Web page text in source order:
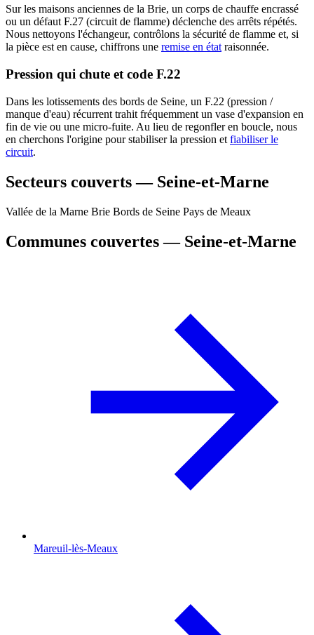
Sur les maisons anciennes de la Brie, un corps de chauffe encrassé
ou un défaut F.27 (circuit de flamme) déclenche des arrêts répétés.
Nous nettoyons l'échangeur, contrôlons la sécurité de flamme et, si
la pièce est en cause, chiffrons une remise en étatraisonnée.
Pression qui chute et code F.22
Dans les lotissements des bords de Seine, un F.22 (pression /
manque d'eau) récurrent trahit fréquemment un vase d'expansion en
fin de vie ou une micro-fuite. Au lieu de regonfler en boucle, nous
en cherchons l'origine pour stabiliser la pression et fiabiliser le
circuit.
Secteurs couverts — Seine-et-Marne
Vallée de la Marne Brie Bords de Seine Pays de Meaux
Communes couvertes — Seine-et-Marne
Mareuil-lès-Meaux